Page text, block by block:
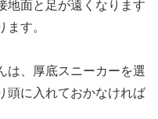
地面と足が遠くなります
す。
は、厚底スニーカーを選
頭に入れておかなければ